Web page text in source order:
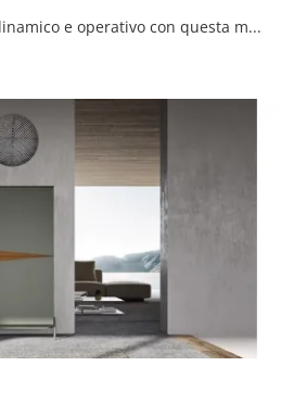
Arreda un soggiorno dinamico e operativo con questa madia Horizon Gola 954 di Mobilgam: scopri le più belle Madie in laccato opaco.